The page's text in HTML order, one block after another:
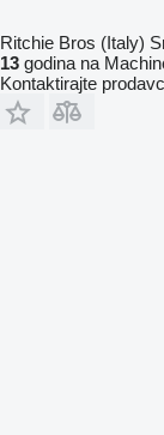
Ritchie Bros (Italy)
13 godina na
Kontaktirajte